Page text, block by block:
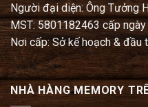
Người đại diện: Ông Tưởng
MST: 5801182463 cấp
Nơi cấp: Sở kế hoạch & đầu
NHÀ HÀNG MEMORY